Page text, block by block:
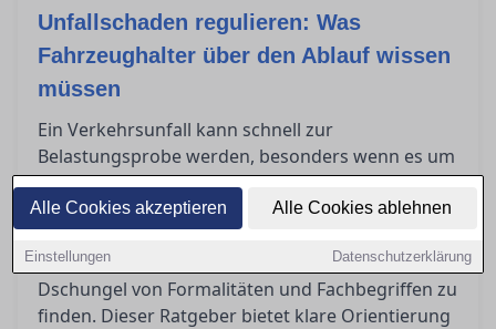
Alle Cookies akzeptieren Alle Cookies ablehnen
Einstellungen Datenschutzerklärung
Unfallschaden regulieren: Was
Fahrzeughalter über den Ablauf wissen
müssen
Ein Verkehrsunfall kann schnell zur
Belastungsprobe werden, besonders wenn es um
die Regulierung des Schadens über die
gegnerische Versicherung geht. Fahrzeughalter
in Halle (Saale) stehen oft vor der
Herausforderung, den richtigen Weg durch den
Dschungel von Formalitäten und Fachbegriffen zu
finden. Dieser Ratgeber bietet klare Orientierung